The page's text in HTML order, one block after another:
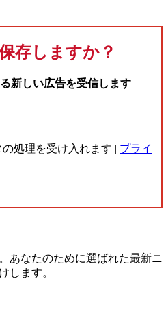
存しますか？
新しい広告を受信します
処理を受け入れます | プライ
あなたのために選ばれた最新ニ
します。